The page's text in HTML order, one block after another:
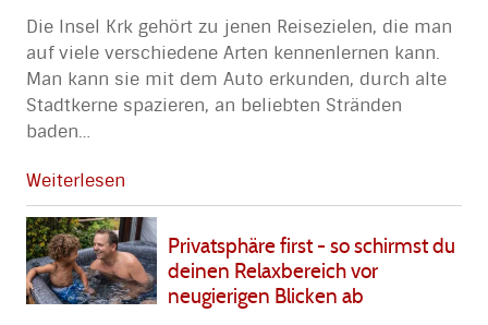
Die Insel Krk gehört zu jenen Reisezielen, die man
auf viele verschiedene Arten kennenlernen kann.
Man kann sie mit dem Auto erkunden, durch alte
Stadtkerne spazieren, an beliebten Stränden
baden…
Weiterlesen
Privatsphäre first - so schirmst du
deinen Relaxbereich vor
neugierigen Blicken ab